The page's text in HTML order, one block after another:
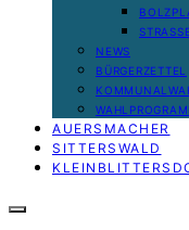
NEWS
BÜRGERZETTEL
AUERSMACHER
SITTERSWALD